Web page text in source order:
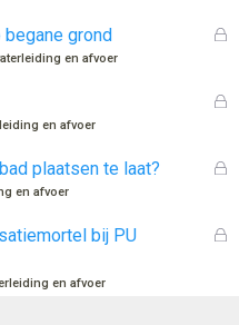
n
G
n
begane grond
en afvoer
G
n
en afvoer
G
plaatsen te laat?
en afvoer
G
bij PU
en afvoer